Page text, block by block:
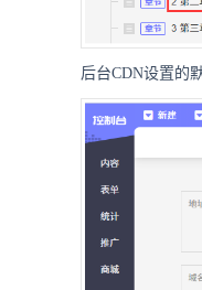
后台CDN设置的